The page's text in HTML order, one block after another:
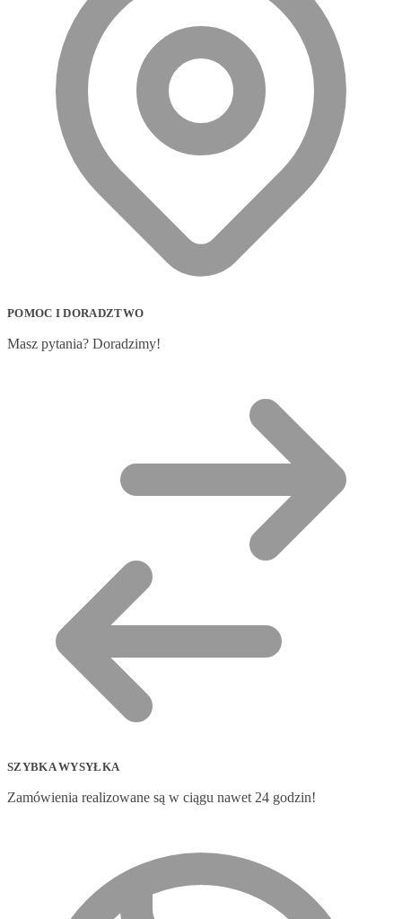
POMOC I DORADZTWO
Masz pytania? Doradzimy!
SZYBKA WYSYŁKA
Zamówienia realizowane są w ciągu nawet 24 godzin!